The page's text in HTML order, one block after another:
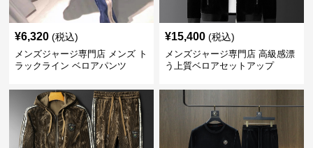
¥6,320 (税込)
メンズジャージ専門店 メンズ ト
ラックライン ベロアパンツ
¥15,400 (税込)
メンズジャージ専門店 高級感漂
う上質ベロアセットアップ